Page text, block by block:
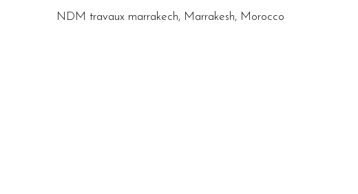
NDM travaux marrakech, Marrakesh, Morocco